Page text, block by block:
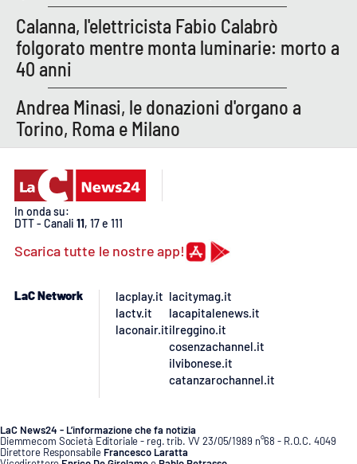
Calanna, l'elettricista Fabio Calabrò
folgorato mentre monta luminarie: morto a
40 anni
Andrea Minasi, le donazioni d'organo a
Torino, Roma e Milano
In onda su:
DTT - Canali 11, 17 e 111
Scarica tutte le nostre app!
LaC Network
lacplay.it
lactv.it
laconair.it
lacitymag.it
lacapitalenews.it
ilreggino.it
cosenzachannel.it
ilvibonese.it
catanzarochannel.it
LaC News24 - L’informazione che fa notizia
Diemmecom Società Editoriale - reg. trib. VV 23/05/1989 n°68 - R.O.C. 4049
Direttore Responsabile Francesco Laratta